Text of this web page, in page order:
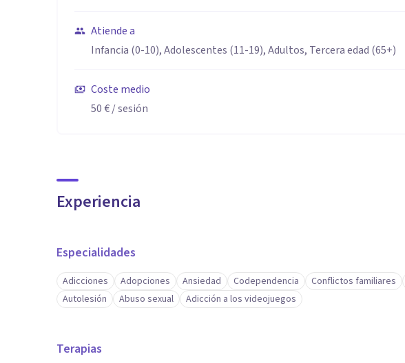
Atiende a
Infancia (0-10), Adolescentes (11-19), Adultos, Tercera edad (65+)
Coste medio
50 €/ sesión
Experiencia
Especialidades
Adicciones Adopciones Ansiedad Codependencia Conflictos familiares
Autolesión
Abuso sexual Adicción a los videojuegos
Terapias